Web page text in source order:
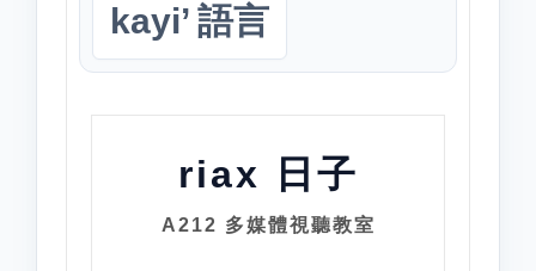
kayi’ 語言
riax 日子
A212 多媒體視聽教室